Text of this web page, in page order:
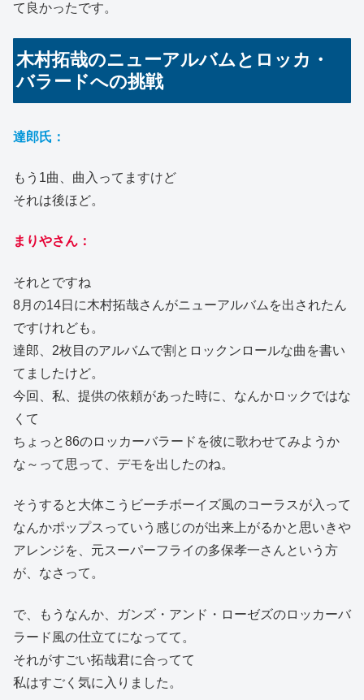
て良かったです。
木村拓哉のニューアルバムとロッカ・
バラードへの挑戦
達郎氏：
もう1曲、曲入ってますけど
それは後ほど。
まりやさん：
それとですね
8月の14日に木村拓哉さんがニューアルバムを出されたん
ですけれども。
達郎、2枚目のアルバムで割とロックンロールな曲を書い
てましたけど。
今回、私、提供の依頼があった時に、なんかロックではな
くて
ちょっと86のロッカーバラードを彼に歌わせてみようか
な～って思って、デモを出したのね。
そうすると大体こうビーチボーイズ風のコーラスが入って
なんかポップスっていう感じのが出来上がるかと思いきや
アレンジを、元スーパーフライの多保孝一さんという方
が、なさって。
で、もうなんか、ガンズ・アンド・ローゼズのロッカーバ
ラード風の仕立てになってて。
それがすごい拓哉君に合ってて
私はすごく気に入りました。